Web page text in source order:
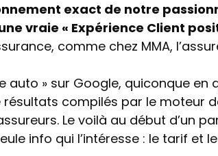
exact de notre
vraie « Expérience Client
comme chez MMA,
auto » sur Google, quiconque
compilés par le moteur
Le voilà au début d’un
info qui l’intéresse : le tarif et